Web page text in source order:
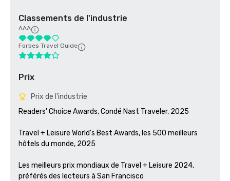
Classements de l'industrie
AAA
Forbes Travel Guide
Prix
Prix de l'industrie
Readers' Choice Awards, Condé Nast Traveler, 2025
Travel + Leisure World's Best Awards, les 500 meilleurs
hôtels du monde, 2025
Les meilleurs prix mondiaux de Travel + Leisure 2024,
préférés des lecteurs à San Francisco